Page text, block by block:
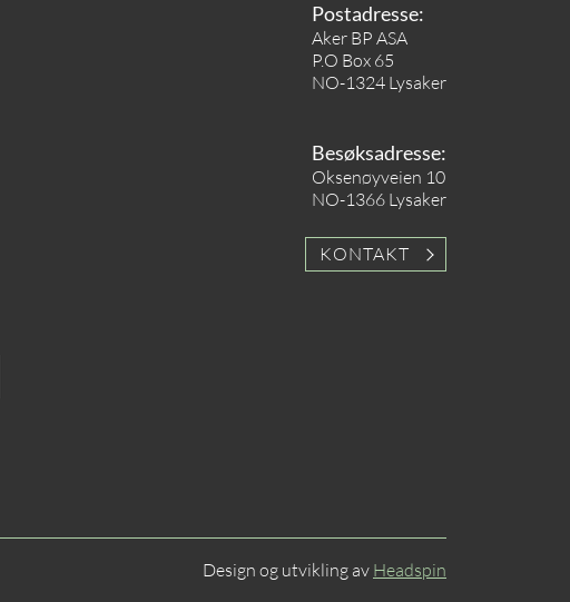
Postadresse:
Aker BP ASA
P.O Box 65
NO-1324 Lysaker
Besøksadresse:
Oksenøyveien 10
NO-1366 Lysaker
KONTAKT
Design og utvikling av Headspin